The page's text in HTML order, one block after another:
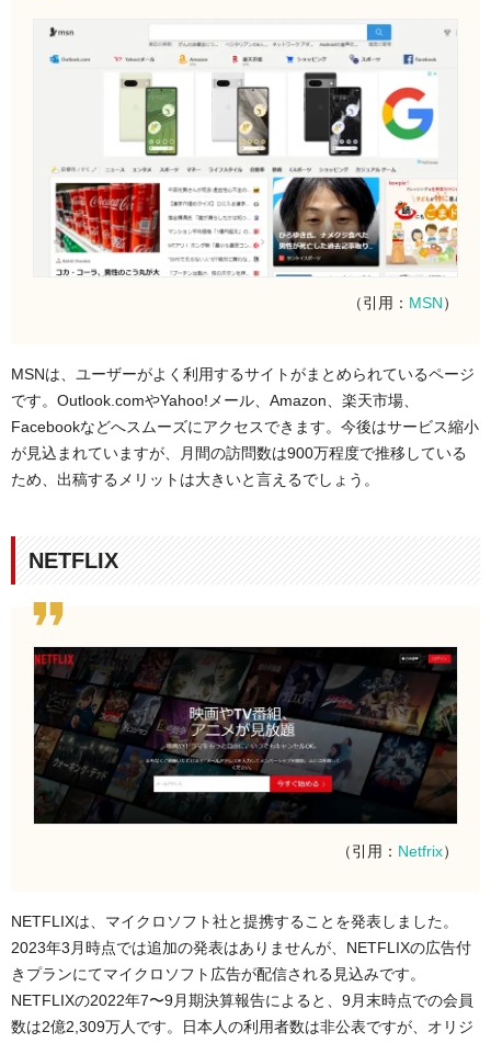
（引用： MSN）
MSNは、ユーザーがよく利用するサイトがまとめられているページ
です。Outlook.comやYahoo!メール、Amazon、楽天市場、
Facebookなどへスムーズにアクセスできます。今後はサービス縮小
が見込まれていますが、月間の訪問数は900万程度で推移している
ため、出稿するメリットは大きいと言えるでしょう。
NETFLIX
（引用： Netfrix）
NETFLIXは、マイクロソフト社と提携することを発表しました。
2023年3月時点では追加の発表はありませんが、NETFLIXの広告付
きプランにてマイクロソフト広告が配信される見込みです。
NETFLIXの2022年7〜9月期決算報告によると、9月末時点での会員
数は2億2,309万人です。日本人の利用者数は非公表ですが、オリジ